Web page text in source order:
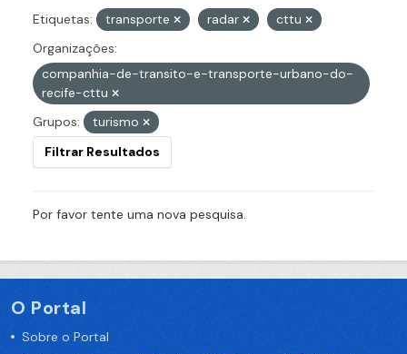
Etiquetas: transporte radar
cttu
Organizações:
companhia-de-transito-e-transporte-urbano-do-
recife-cttu
Grupos:
turismo
Filtrar Resultados
Por favor tente uma nova pesquisa.
O Portal
Sobre o Portal